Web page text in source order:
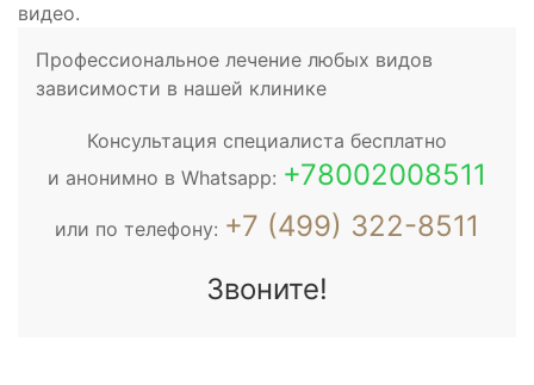
видео.
Профессиональное лечение любых видов
зависимости в нашей клинике
Консультация специалиста бесплатно
и анонимно в Whatsapp: +78002008511
или по телефону: +7 (499) 322-8511
Звоните!